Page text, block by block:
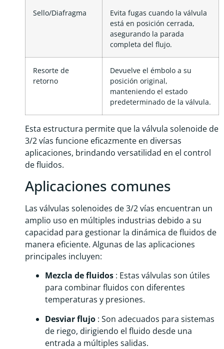
Sello/Diafragma
Evita fugas cuando la válvula
está en posición cerrada,
asegurando la parada
completa del flujo.
Resorte de
retorno
Devuelve el émbolo a su
posición original,
manteniendo el estado
predeterminado de la válvula.
Esta estructura permite que la válvula solenoide de
3/2 vías funcione eficazmente en diversas
aplicaciones, brindando versatilidad en el control
de fluidos.
Aplicaciones comunes
Las válvulas solenoides de 3/2 vías encuentran un
amplio uso en múltiples industrias debido a su
capacidad para gestionar la dinámica de fluidos de
manera eficiente. Algunas de las aplicaciones
principales incluyen:
Mezcla de fluidos : Estas válvulas son útiles
para combinar fluidos con diferentes
temperaturas y presiones.
Desviar flujo : Son adecuados para sistemas
de riego, dirigiendo el fluido desde una
entrada a múltiples salidas.